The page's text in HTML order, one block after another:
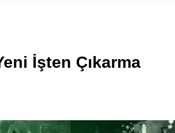
İşten Çıkarma